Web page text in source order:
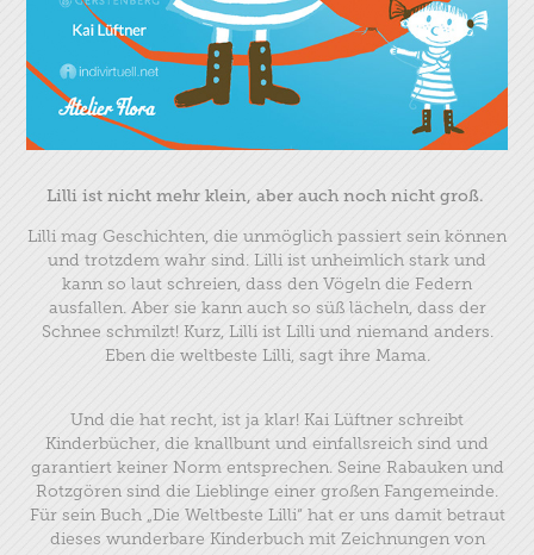
Lilli ist nicht mehr klein, aber auch noch nicht groß.
Lilli mag Geschichten, die unmöglich passiert sein können
und trotzdem wahr sind. Lilli ist unheimlich stark und
kann so laut schreien, dass den Vögeln die Federn
ausfallen. Aber sie kann auch so süß lächeln, dass der
Schnee schmilzt! Kurz, Lilli ist Lilli und niemand anders.
Eben die weltbeste Lilli, sagt ihre Mama.
Und die hat recht, ist ja klar! Kai Lüftner schreibt
Kinderbücher, die knallbunt und einfallsreich sind und
garantiert keiner Norm entsprechen. Seine Rabauken und
Rotzgören sind die Lieblinge einer großen Fangemeinde.
Für sein Buch „Die Weltbeste Lilli“ hat er uns damit betraut
dieses wunderbare Kinderbuch mit Zeichnungen von